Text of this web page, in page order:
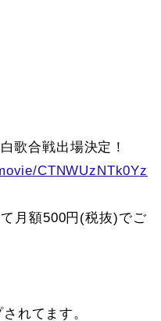
歌合戦出場決定！
CTNWUzNTk0Yz
月額500円(税抜)でご
れてます。